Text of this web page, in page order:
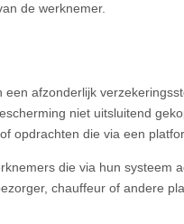
de werknemer.
afzonderlijk
niet uitsluitend
opdrachten die via een
die via hun systeem
chauffeur of andere